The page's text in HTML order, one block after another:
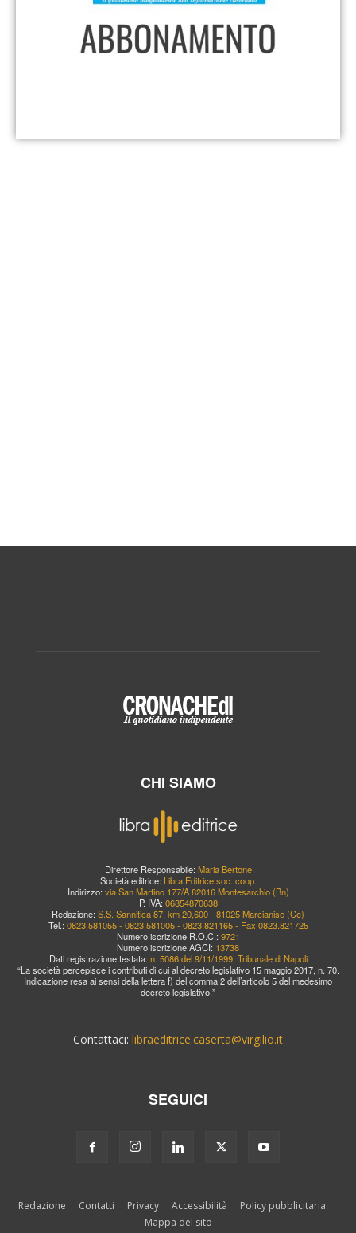
CHI SIAMO
Direttore Responsabile: Maria Bertone
Società editrice: Libra Editrice soc. coop.
Indirizzo: via San Martino 177/A 82016 Montesarchio (Bn)
P. IVA: 06854870638
Redazione: S.S. Sannitica 87, km 20,600 - 81025 Marcianise (Ce)
Tel.: 0823.581055 - 0823.581005 - 0823.821165 - Fax 0823.821725
Numero iscrizione R.O.C.: 9721
Numero iscrizione AGCI: 13738
Dati registrazione testata: n. 5086 del 9/11/1999, Tribunale di Napoli
“La società percepisce i contributi di cui al decreto legislativo 15 maggio 2017, n. 70.
Indicazione resa ai sensi della lettera f) del comma 2 dell’articolo 5 del medesimo
decreto legislativo.”
Contattaci: libraeditrice.caserta@virgilio.it
SEGUICI
Redazione Contatti Privacy Accessibilità
Policy pubblicitaria
Mappa del sito